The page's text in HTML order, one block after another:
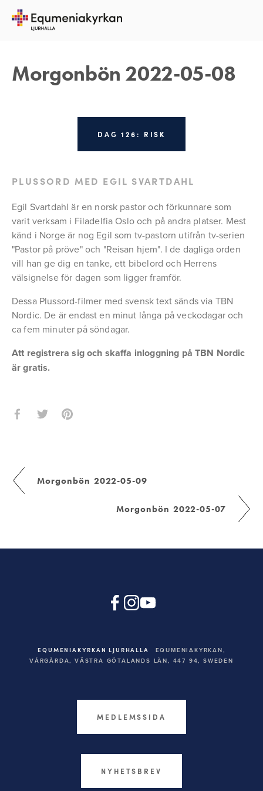
Morgonbön 2022-05-08
DAG 126: RISK
PLUSSORD MED EGIL SVARTDAHL
Egil Svartdahl är en norsk pastor och förkunnare som
varit verksam i Filadelfia Oslo och på andra platser. Mest
känd i Norge är nog Egil som tv-pastorn utifrån tv-serien
"Pastor på pröve" och "Reisan hjem". I de dagliga orden
vill han ge dig en tanke, ett bibelord och Herrens
välsignelse för dagen som ligger framför.
Dessa Plussord-filmer med svensk text sänds via TBN
Nordic. De är endast en minut långa på veckodagar och
ca fem minuter på söndagar.
Att registrera sig och skaffa inloggning på TBN Nordic
är gratis.
8 MAJ 2022
Morgonbön 2022-05-09
Morgonbön 2022-05-07
EQUMENIAKYRKAN LJURHALLA
EQUMENIAKYRKAN,
VÅRGÅRDA, VÄSTRA GÖTALANDS LÄN, 447 94, SWEDEN
MEDLEMSSIDA
NYHETSBREV